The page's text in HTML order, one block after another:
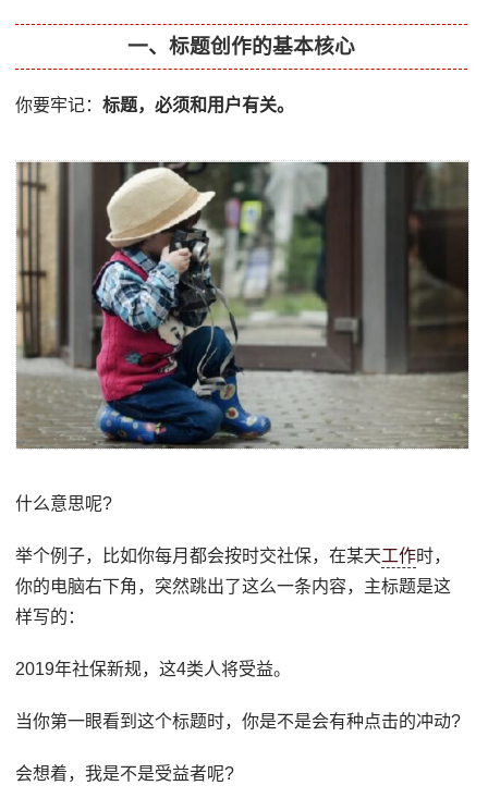
一、标题创作的基本核心
你要牢记：标题，必须和用户有关。
什么意思呢?
举个例子，比如你每月都会按时交社保，在某天工作时，
你的电脑右下角，突然跳出了这么一条内容，主标题是这
样写的：
2019年社保新规，这4类人将受益。
当你第一眼看到这个标题时，你是不是会有种点击的冲动?
会想着，我是不是受益者呢?